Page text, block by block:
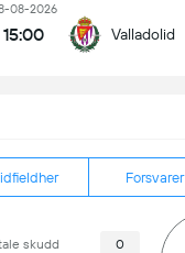
08-2026
15:00 Valladolid
Forsvarer
skudd 0